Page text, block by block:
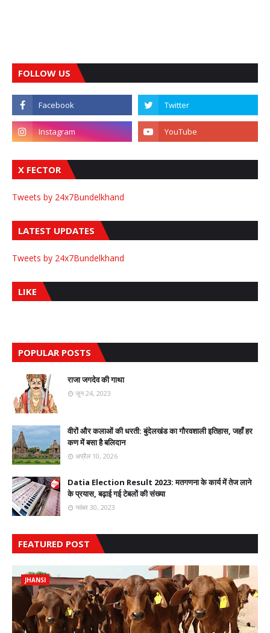
FOLLOW US
X FECTOR
Tweets by 24x7Bundelkhand
LATEST UPDATES
Tweets by 24x7Bundelkhand
LIKE
POPULAR POSTS
राजा जगदेव की गाथा
जून 24, 2023
वीरों और कलाओं की धरती: बुंदेलखंड का गौरवशाली इतिहास, जहाँ हर
कण में बसा है बलिदान
अप्रैल 10, 2026
Datia Election Result 2023: मतगणना के कार्य में तेज लाने
के प्रयास, बढ़ाई गई टेबलों की संख्या
नवंबर 30, 2023
FEATURED POST
JHANSI